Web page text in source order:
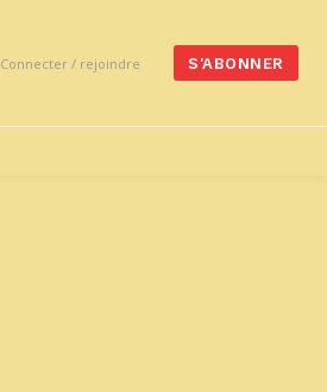
Connecter / rejoindre S'ABONNER